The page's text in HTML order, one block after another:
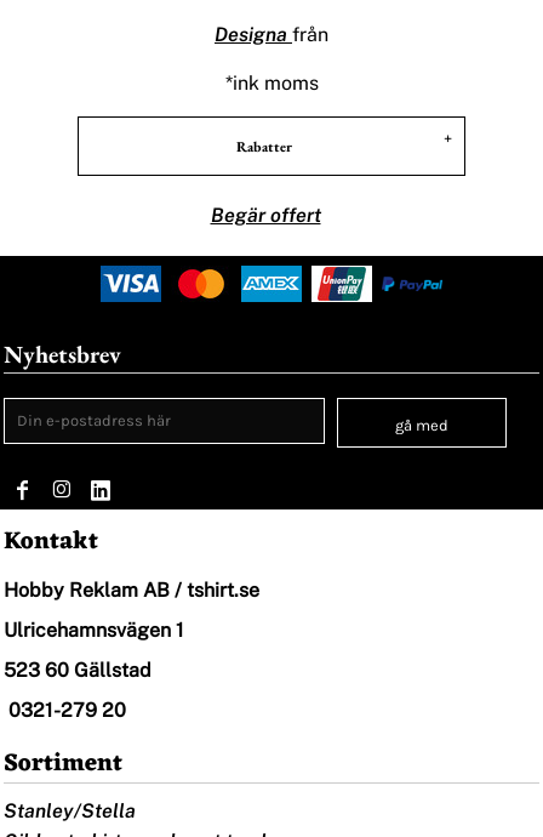
Designa från
*ink moms
Rabatter
Begär offert
Nyhetsbrev
gå med
Kontakt
Hobby Reklam AB / tshirt.se
Ulricehamnsvägen 1
523 60 Gällstad
0321-279 20
Sortiment
Stanley/Stella